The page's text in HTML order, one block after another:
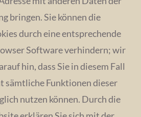
bringen. Sie können die
durch eine entsprechende
Software verhindern; wir
hin, dass Sie in diesem Fall
sämtliche Funktionen dieser
nutzen können. Durch die